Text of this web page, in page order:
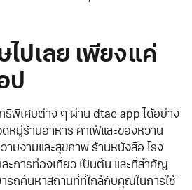
ไปเลย เพียงแค่
ป
พิเศษต่าง ๆ ผ่าน dtac app ได้อย่าง
หมู่ร้านอาหาร คาเฟ่และของหวาน
ามงามและสุขภาพ ร้านหนังสือ โรง
ะการท่องเที่ยว เป็นต้น และที่สำคัญ
รถค้นหาสถานที่ที่ใกล้กับคุณในการใช้